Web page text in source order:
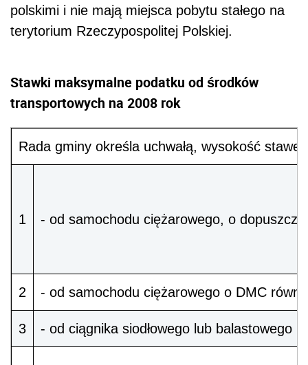
polskimi i nie mają miejsca pobytu stałego na
terytorium Rzeczypospolitej Polskiej.
Stawki maksymalne podatku od środków
transportowych na 2008 rok
Rada gminy określa uchwałą, wysokość
1 - od samochodu ciężarowego, o
2 - od samochodu ciężarowego o DMC
3 - od ciągnika siodłowego lub balastowego